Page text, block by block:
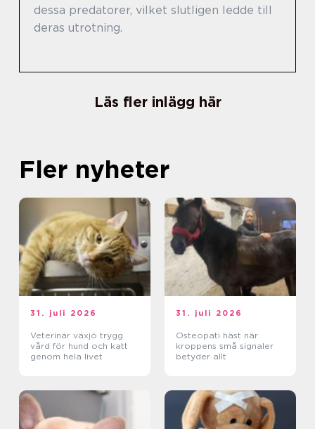
dessa predatorer, vilket slutligen ledde till
deras utrotning.
Läs fler inlägg här
Fler nyheter
31. juli 2026
Veterinär växjö trygg
vård för hund och katt
genom hela livet
31. juli 2026
Osteopati häst när
kroppens små signaler
betyder allt